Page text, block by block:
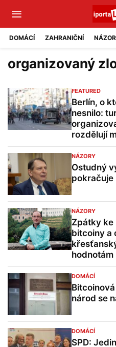
DOMÁCÍ ZAHRANIČNÍ
organizovaný
FEATURED
Berlín, o
nesnilo:
rozdělují
NÁZORY
Ostudný
pokračuje
NÁZORY
Zpátky ke
bitcoiny a
hodnotám
DOMÁCÍ
národ se
DOMÁCÍ
SPD: